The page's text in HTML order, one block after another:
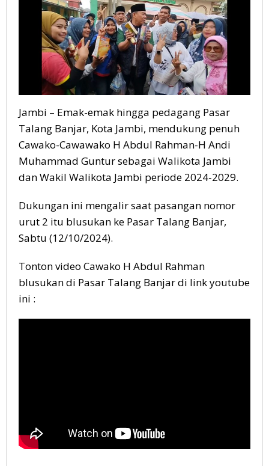
Abdul
Rahman-
H
Andi
Muhammad
Guntur
Jambi – Emak-emak hingga pedagang Pasar
Talang Banjar, Kota Jambi, mendukung penuh
Cawako-Cawawako H Abdul Rahman-H Andi
Muhammad Guntur sebagai Walikota Jambi
dan Wakil Walikota Jambi periode 2024-2029.
Dukungan ini mengalir saat pasangan nomor
urut 2 itu blusukan ke Pasar Talang Banjar,
Sabtu (12/10/2024).
Tonton video Cawako H Abdul Rahman
blusukan di Pasar Talang Banjar di link youtube
ini :